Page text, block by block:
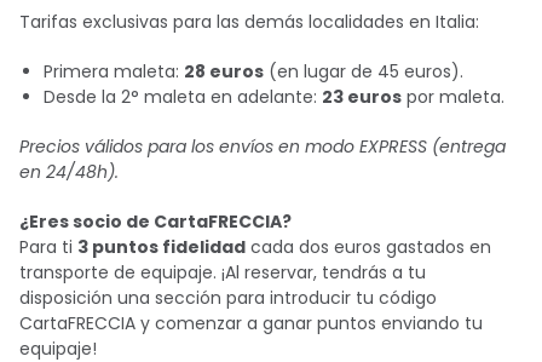
Tarifas exclusivas para las demás localidades en Italia:
Primera maleta: 28 euros (en lugar de 45 euros).
Desde la 2° maleta en adelante: 23 euros por maleta.
Precios válidos para los envíos en modo EXPRESS (entrega
en 24/48h).
¿Eres socio de CartaFRECCIA?
Para ti 3 puntos fidelidad cada dos euros gastados en
transporte de equipaje. ¡Al reservar, tendrás a tu
disposición una sección para introducir tu código
CartaFRECCIA y comenzar a ganar puntos enviando tu
equipaje!